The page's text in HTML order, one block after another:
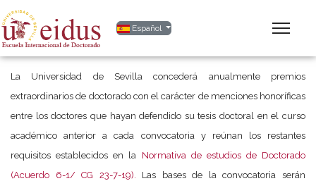
Seleccione su idioma
Español
La Universidad de Sevilla concederá anualmente premios
extraordinarios de doctorado con el carácter de menciones honoríficas
entre los doctores que hayan defendido su tesis doctoral en el curso
académico anterior a cada convocatoria y reúnan los restantes
requisitos establecidos en la Normativa de estudios de Doctorado
(Acuerdo 6-1/ CG 23-7-19). Las bases de la convocatoria serán